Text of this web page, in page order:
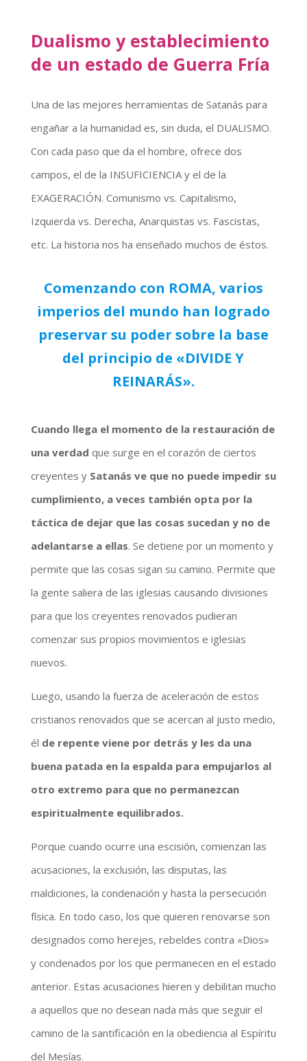
Dualismo y establecimiento
de un estado de Guerra Fría
Una de las mejores herramientas de Satanás para
engañar a la humanidad es, sin duda, el DUALISMO.
Con cada paso que da el hombre, ofrece dos
campos, el de la INSUFICIENCIA y el de la
EXAGERACIÓN. Comunismo vs. Capitalismo,
Izquierda vs. Derecha, Anarquistas vs. Fascistas,
etc. La historia nos ha enseñado muchos de éstos.
Comenzando con ROMA, varios
imperios del mundo han logrado
preservar su poder sobre la base
del principio de «DIVIDE Y
REINARÁS».
Cuando llega el momento de la restauración de
una verdad que surge en el corazón de ciertos
creyentes ySatanás ve que no puede impedir su
cumplimiento, a veces también opta por la
táctica de dejar que las cosas sucedan y no de
adelantarse a ellas. Se detiene por un momento y
permite que las cosas sigan su camino. Permite que
la gente saliera de las iglesias causando divisiones
para que los creyentes renovados pudieran
comenzar sus propios movimientos e iglesias
nuevos.
Luego, usando la fuerza de aceleración de estos
cristianos renovados que se acercan al justo medio,
él de repente viene por detrás y les da una
buena patada en la espalda para empujarlos al
otro extremo para que no permanezcan
espiritualmente equilibrados.
Porque cuando ocurre una escisión, comienzan las
acusaciones, la exclusión, las disputas, las
maldiciones, la condenación y hasta la persecución
física. En todo caso, los que quieren renovarse son
designados como herejes, rebeldes contra «Dios»
y condenados por los que permanecen en el estado
anterior. Estas acusaciones hieren y debilitan mucho
a aquellos que no desean nada más que seguir el
camino de la santificación en la obediencia al Espíritu
del Mesías.